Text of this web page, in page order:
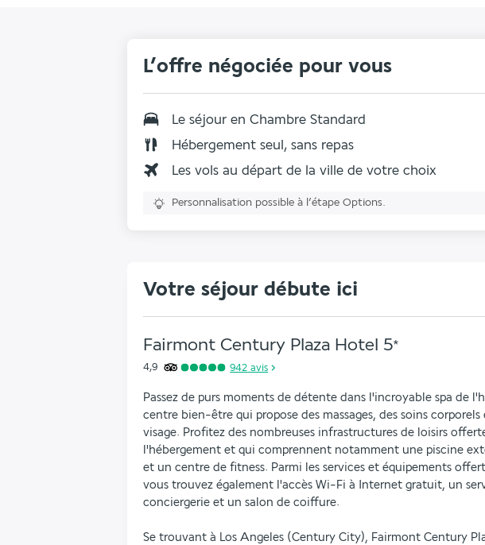
L’offre négociée pour vous
Le séjour en Chambre Standard
Hébergement seul, sans repas
Les vols au départ de la ville de votre choix
Personnalisation possible à l’étape Options.
Votre séjour débute ici
Fairmont Century Plaza Hotel 5*
4,9 942 avis
Passez de purs moments de détente dans l'incroyable spa de
centre bien-être qui propose des massages, des soins corporels
visage. Profitez des nombreuses infrastructures de loisirs
l'hébergement et qui comprennent notamment une piscine
et un centre de fitness. Parmi les services et équipements
vous trouvez également l'accès Wi-Fi à Internet gratuit, un
conciergerie et un salon de coiffure.
Se trouvant à Los Angeles (Century City), Fairmont Century